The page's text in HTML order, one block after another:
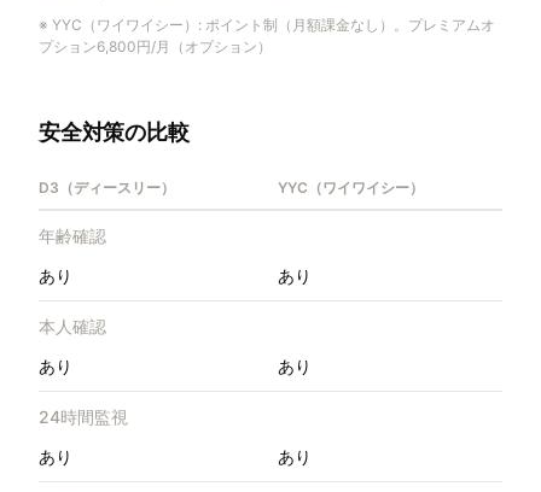
※ YYC（ワイワイシー） : ポイント制（月額課金なし）。プレミアムオ
プション6,800円/月（オプション）
安全対策の比較
D3（ディースリー） YYC（ワイワイシー）
年齢確認
あり
あり
本人確認
あり
あり
24時間監視
あり
あり